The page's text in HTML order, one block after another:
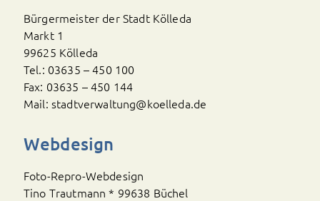
Bürgermeister der Stadt Kölleda
Markt 1
99625 Kölleda
Tel.: 03635 – 450 100
Fax: 03635 – 450 144
Mail: stadtverwaltung@koelleda.de
Webdesign
Foto-Repro-Webdesign
Tino Trautmann * 99638 Büchel